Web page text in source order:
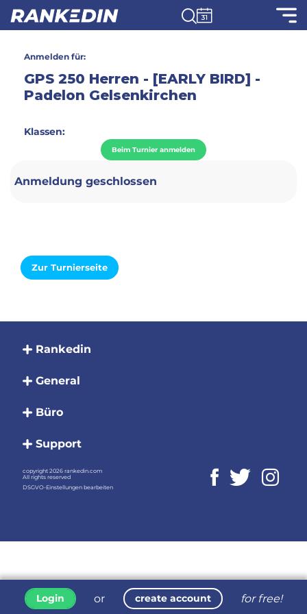
Anmelden für:
GPS 250 Herren - [EARLY BIRD] -
Padelon Gelsenkirchen
Klassen:
Beim Turnier anmelden
Anmeldung geschlossen
Zur Turnierseite
Login or create account for free!
Rankedin
General
Büro
Support
copyright 2026 rankedin.com
All rights reserved
DSGVO-Einstellungen bearbeiten